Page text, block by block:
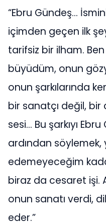
“Ebru Gündeş…
içimden geçen ilk
tarifsiz bir ilham.
büyüdüm, onun
onun şarkılarında
bir sanatçı değil,
sesi… Bu şarkıyı
ardından
edemeyeceğim
biraz da cesaret
onun sanatı verdi,
eder.”